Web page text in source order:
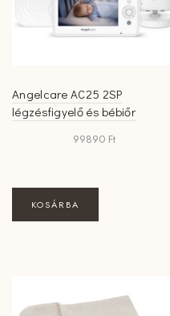
Angelcare AC25 2SP
légzésfigyelő és bébiőr
99890 Ft
KOSÁRBA